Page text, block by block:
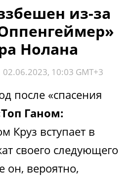
из-за
Нолана
02.06.2023, 10:03 GMT+3
после «спасения
Ганом:
Круз вступает в
своего следующего
он, вероятно,